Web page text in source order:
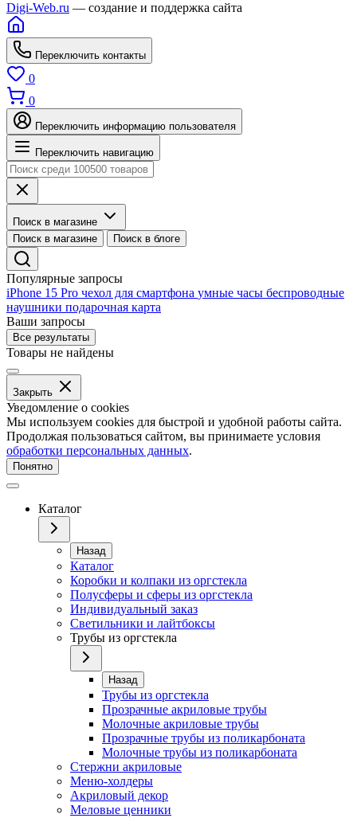
Digi-Web.ru — создание и поддержка сайта
Переключить контакты
0
0
Переключить информацию пользователя
Переключить навигацию
Поиск в магазине
Поиск в магазине
Поиск в блоге
Популярные запросы
iPhone 15 Pro чехол для смартфона умные часы беспроводные
наушники подарочная карта
Ваши запросы
Все результаты
Товары не найдены
Закрыть
Уведомление о cookies
Мы используем cookies для быстрой и удобной работы сайта.
Продолжая пользоваться сайтом, вы принимаете условия
обработки персональных данных.
Понятно
Каталог
Назад
Каталог
Коробки и колпаки из оргстекла
Полусферы и сферы из оргстекла
Индивидуальный заказ
Светильники и лайтбоксы
Трубы из оргстекла
Назад
Трубы из оргстекла
Прозрачные акриловые трубы
Молочные акриловые трубы
Прозрачные трубы из поликарбоната
Молочные трубы из поликарбоната
Стержни акриловые
Меню-холдеры
Акриловый декор
Меловые ценники